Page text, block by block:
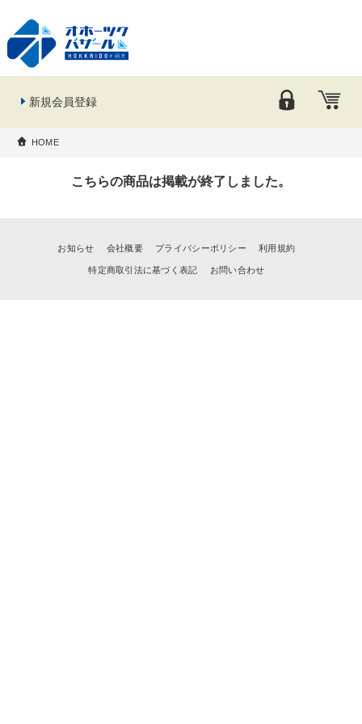
新規会員登録
HOME
こちらの商品は掲載が終了しました。
お知らせ 会社概要 プライバシーポリシー 利用規約
特定商取引法に基づく表記 お問い合わせ